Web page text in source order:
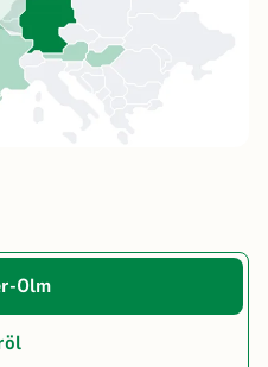
Olm